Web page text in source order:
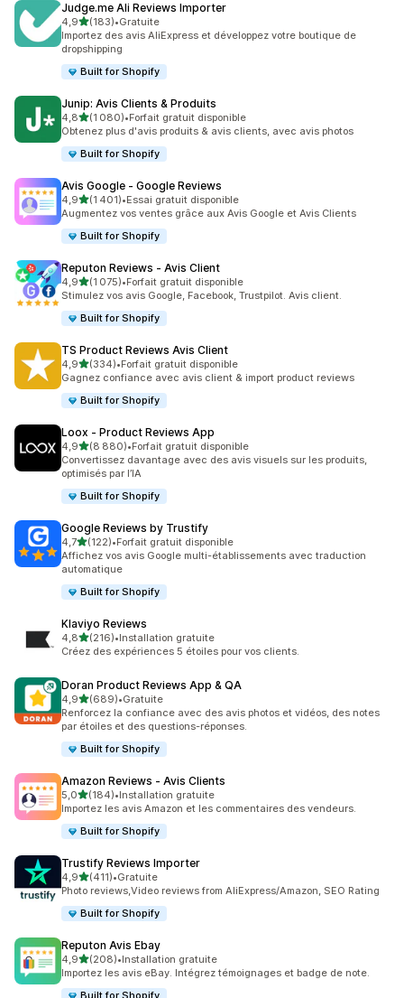
Judge.me Ali Reviews Importer
4,9étoile(s) sur 5
(183)
183 avis au total
•Gratuite
Importez des avis AliExpress et développez votre boutique de
dropshipping
Built for Shopify
Junip: Avis Clients & Produits
4,8étoile(s) sur 5
(1 080)
1080 avis au total
•Forfait gratuit disponible
Obtenez plus d'avis produits & avis clients, avec avis photos
Built for Shopify
Avis Google ‑ Google Reviews
4,9étoile(s) sur 5
(1 401)
1401 avis au total
•Essai gratuit disponible
Augmentez vos ventes grâce aux Avis Google et Avis Clients
Built for Shopify
Reputon Reviews ‑ Avis Client
4,9étoile(s) sur 5
(1 075)
1075 avis au total
•Forfait gratuit disponible
Stimulez vos avis Google, Facebook, Trustpilot. Avis client.
Built for Shopify
TS Product Reviews Avis Client
4,9étoile(s) sur 5
(334)
334 avis au total
•Forfait gratuit disponible
Gagnez confiance avec avis client & import product reviews
Built for Shopify
Loox ‑ Product Reviews App
4,9étoile(s) sur 5
(8 880)
8880 avis au total
•Forfait gratuit disponible
Convertissez davantage avec des avis visuels sur les produits,
optimisés par l’IA
Built for Shopify
Google Reviews by Trustify
4,7étoile(s) sur 5
(122)
122 avis au total
•Forfait gratuit disponible
Affichez vos avis Google multi-établissements avec traduction
automatique
Built for Shopify
Klaviyo Reviews
4,8étoile(s) sur 5
(216)
216 avis au total
•Installation gratuite
Créez des expériences 5 étoiles pour vos clients.
Doran Product Reviews App & QA
4,9étoile(s) sur 5
(689)
689 avis au total
•Gratuite
Renforcez la confiance avec des avis photos et vidéos, des notes
par étoiles et des questions-réponses.
Built for Shopify
Amazon Reviews ‑ Avis Clients
5,0étoile(s) sur 5
(184)
184 avis au total
•Installation gratuite
Importez les avis Amazon et les commentaires des vendeurs.
Built for Shopify
Trustify Reviews Importer
4,9étoile(s) sur 5
(411)
411 avis au total
•Gratuite
Photo reviews,Video reviews from AliExpress/Amazon, SEO Rating
Built for Shopify
Reputon Avis Ebay
4,9étoile(s) sur 5
(208)
208 avis au total
•Installation gratuite
Importez les avis eBay. Intégrez témoignages et badge de note.